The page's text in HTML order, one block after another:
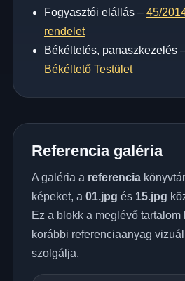
Fogyasztói elállás – 45/
rendelet
Békéltetés, panaszkezelés
Békéltető Testület
Referencia galéria
A galéria a referencia
képeket, a 01.jpg és 15.jpg
Ez a blokk a meglévő tartalom
korábbi referenciaanyag
szolgálja.